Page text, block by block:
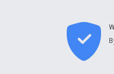
PRIVACY
© COPYRIGHT 2026